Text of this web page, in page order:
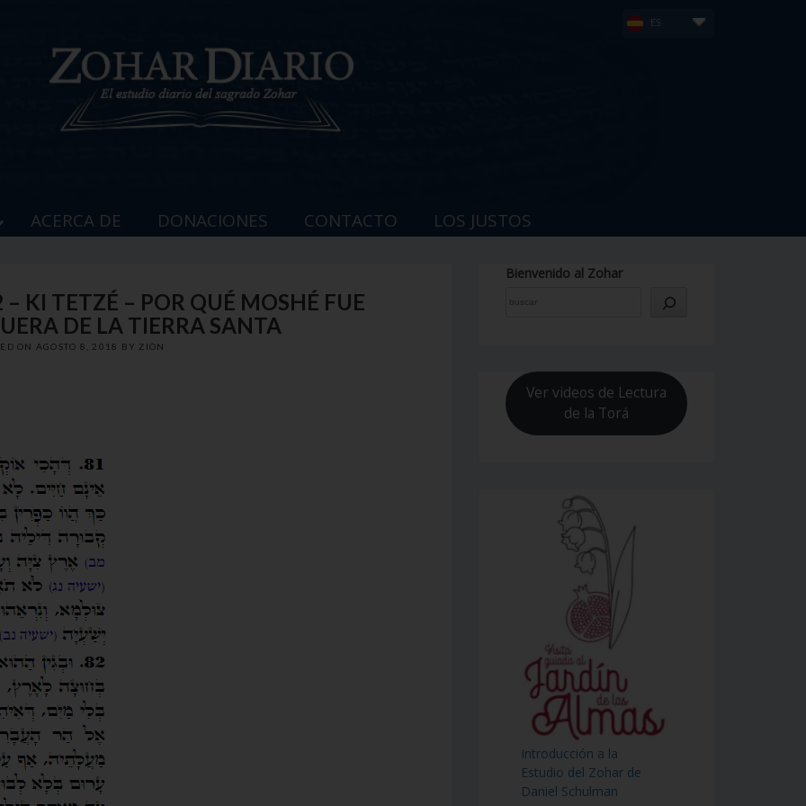
ES
ACERCA DE DONACIONES CONTACTO LOS JUSTOS
KI TETZÉ – POR QUÉ MOSHÉ FUE
DE LA TIERRA SANTA
ON AGOSTO 8, 2018 BY ZION
Bienvenido al Zohar
Ver videos de Lectura
de la Torá
Introducción a la
Estudio del Zohar de
Daniel Schulman